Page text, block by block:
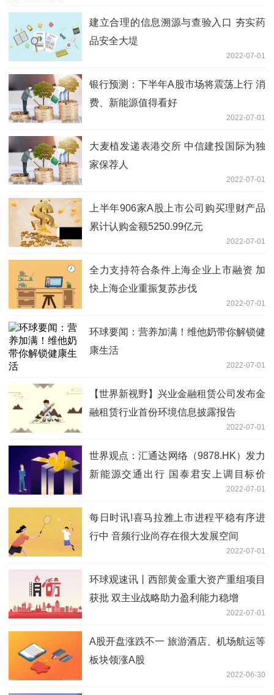
建立合理的信息溯源与查验入口 夯实药
品安全大堤
2022-07-01
银行预测：下半年A股市场将震荡上行 消
费、新能源值得看好
2022-07-01
大麦植发递表港交所 中信建投国际为独
家保荐人
2022-07-01
上半年906家A股上市公司购买理财产品
累计认购金额5250.99亿元
2022-07-01
全力支持符合条件上海企业上市融资 加
快上海企业重振复苏步伐
2022-07-01
环球要闻：营养加满！维他奶带你解锁健
康生活
2022-07-01
【世界新视野】兴业金融租赁公司发布金
融租赁行业首份环境信息披露报告
2022-07-01
世界观点：汇通达网络（9878.HK）发力
新能源交通出行 国泰君安上调目标价
2022-07-01
每日时讯!喜马拉雅上市进程平稳有序进
行中 音频行业尚存在很大发展空间
2022-07-01
环球观速讯丨西部黄金重大资产重组项目
获批 双主业战略助力盈利能力稳增
2022-07-01
A股开盘涨跌不一 旅游酒店、机场航运等
板块领涨A股
2022-06-30